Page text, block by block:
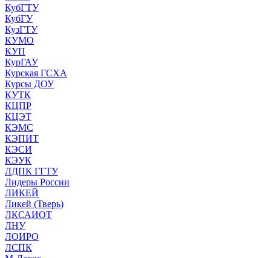
КубГТУ
КубГУ
КузГТУ
КУМО
КУП
КурГАУ
Курская ГСХА
Курсы ДОУ
КУТК
КЦПР
КЦЭТ
КЭМС
КЭПИТ
КЭСИ
КЭУК
ЛДПК ГГТУ
Лидеры России
ЛИКЕЙ
Ликей (Тверь)
ЛКСАИОТ
ЛНУ
ЛОИРО
ЛСПК